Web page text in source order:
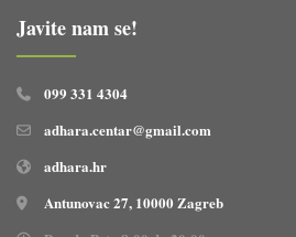
Javite nam se!
099 331 4304
adhara.centar@gmail.com
adhara.hr
Antunovac 27, 10000 Zagreb